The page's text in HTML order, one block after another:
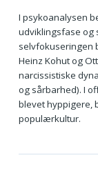
I psykoanalysen
udviklingsfase og
selvfokuseringen
Heinz Kohut og
narcissistiske
og sårbarhed). I
blevet hyppigere,
populærkultur.